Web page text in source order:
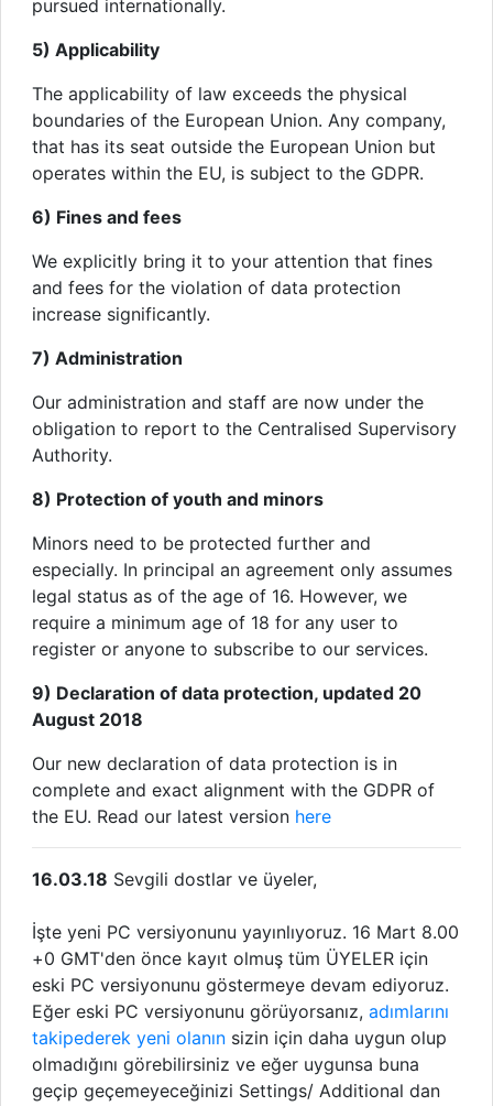
pursued internationally.
5) Applicability
The applicability of law exceeds the physical
boundaries of the European Union. Any company,
that has its seat outside the European Union but
operates within the EU, is subject to the GDPR.
6) Fines and fees
We explicitly bring it to your attention that fines
and fees for the violation of data protection
increase significantly.
7) Administration
Our administration and staff are now under the
obligation to report to the Centralised Supervisory
Authority.
8) Protection of youth and minors
Minors need to be protected further and
especially. In principal an agreement only assumes
legal status as of the age of 16. However, we
require a minimum age of 18 for any user to
register or anyone to subscribe to our services.
9) Declaration of data protection, updated 20
August 2018
Our new declaration of data protection is in
complete and exact alignment with the GDPR of
the EU. Read our latest version here
16.03.18 Sevgili dostlar ve üyeler,
İşte yeni PC versiyonunu yayınlıyoruz. 16 Mart 8.00
+0 GMT'den önce kayıt olmuş tüm ÜYELER için
eski PC versiyonunu göstermeye devam ediyoruz.
Eğer eski PC versiyonunu görüyorsanız, adımlarını
takipederek yeni olanın sizin için daha uygun olup
olmadığını görebilirsiniz ve eğer uygunsa buna
geçip geçemeyeceğinizi Settings/ Additional dan